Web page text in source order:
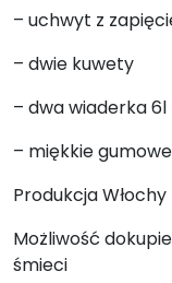
– uchwyt z
– dwie kuwety
– dwa wiaderka 6l
– miękkie
Produkcja Włochy
Możliwość
śmieci